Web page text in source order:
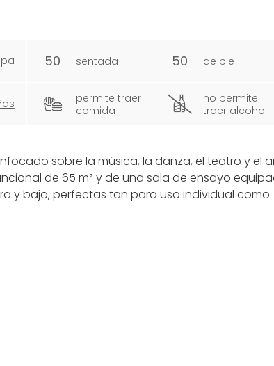
50 sentada 50 de pie
permite traer
comida
no permite
traer alcohol
sobre la música, la danza, el teatro y el
de 65 m² y de una sala de ensayo
y bajo, perfectas tan para uso individual como
varios instrumentos y clases de baile y
un lugar cómodo y amplio para yoga,
tomar una copa y disfrutar de nuestros